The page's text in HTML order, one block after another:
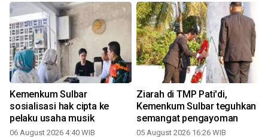
Kemenkum Sulbar
sosialisasi hak cipta ke
pelaku usaha musik
06 August 2026 4:40 WIB
Ziarah di TMP Pati'di,
Kemenkum Sulbar teguhkan
semangat pengayoman
05 August 2026 16:26 WIB